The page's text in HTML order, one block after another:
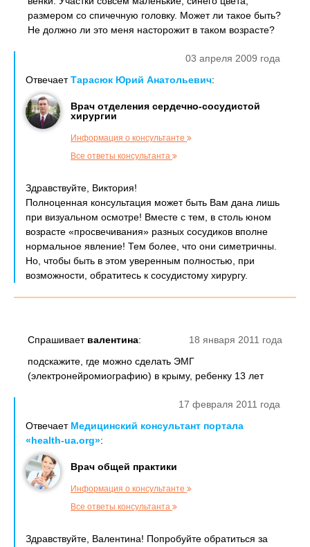
размером со спичечную головку. Может ли такое быть?
Не должно ли это меня насторожит в таком возрасте?
03 апреля 2009 года
ОтвечаетТарасюк Юрий Анатольевич:
Врач отделения сердечно-сосудистой
хирургии
Информация о консультанте
Все ответы консультанта
Здравствуйте, Виктория!
Полноценная консультация может быть Вам дана лишь
при визуальном осмотре! Вместе с тем, в столь юном
возрасте «просвечивания» разных сосудиков вполне
нормальное явление! Тем более, что они симетричны.
Но, чтобы быть в этом уверенным полностью, при
возможности, обратитесь к сосудистому хирургу.
18 января 2011 года
Спрашивает валентина:
подскажите, где можно сделать ЭМГ
(электронейромиографию) в крыму, ребенку 13 лет
17 февраля 2011 года
Отвечает Медицинский консультант портала
«health-ua.org»:
Врач общей практики
Информация о консультанте
Все ответы консультанта
Здравствуйте, Валентина! Попробуйте обратиться за